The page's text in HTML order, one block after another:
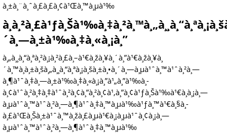
à¸±à¸¨à¸ˆà¸£à¸£à¸¢à¹Œà¸™à¸µà¹‰
´à¸—à¸±à¹‰à¸‡à¸«à¸¡à¸”
à¸„à¸¸à¸“à¸ªà¸²à¸¡à¸²à¸£à¸–à¹€à¸žà¸¥à¸´à¸”à¹€à¸žà¸¥à¸
´à¸™à¸à¸±à¸šà¸„à¸¸à¸“à¸ªà¸¡à¸šà¸±à¸•à¸´à¸—à¸µà¹ˆà¸™à¹ˆà¸²à¸—
à¸¶à¹ˆà¸‡à¸—à¸±à¹‰à¸‡à¸«à¸¡à¸”à¹„à¸”à¹‰à¸­
à¸¢à¹ˆà¸²à¸‡à¸‡à¹ˆà¸²à¸¢à¸”à¸²à¸¢à¹‚à¸”à¸¢à¹ƒà¸Šà¹‰à¹€à¸à¸¡à¸—
à¸µà¹ˆà¸™à¹ˆà¸²à¸—à¸¶à¹ˆà¸‡à¸™à¸µà¹‰à¹ƒà¸™à¹€à¸§à¸­
à¸£à¹Œà¸Šà¸±à¹ˆà¸™à¸žà¸£à¸µà¹€à¸¡à¸µà¹ˆà¸¢à¸¡à¸—
à¸µà¹ˆà¸™à¹ˆà¸²à¸—à¸¶à¹ˆà¸‡à¸™à¸µà¹‰